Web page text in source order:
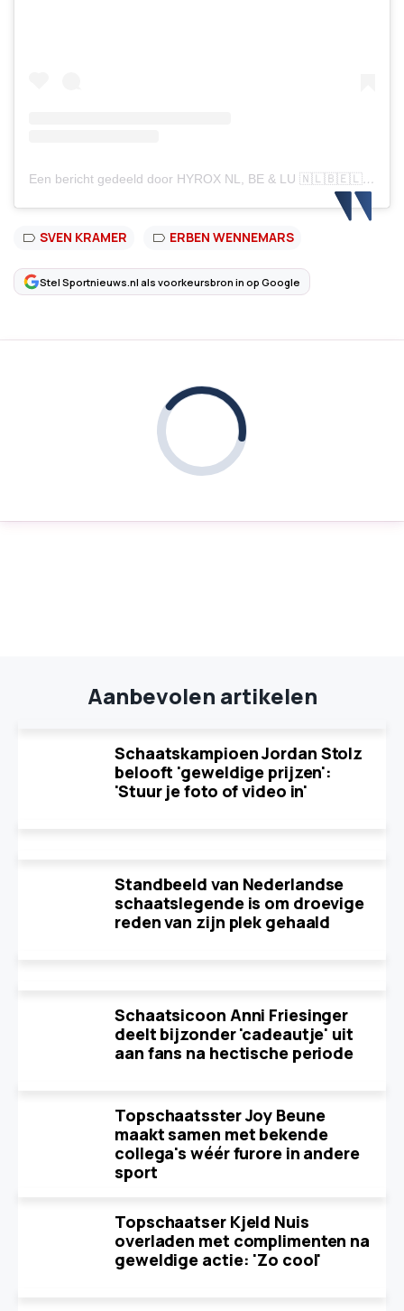
Een bericht gedeeld door HYROX NL, BE & LU 🇳🇱🇧🇪🇱🇺 (@hyroxbenelux)
SVEN KRAMER ERBEN WENNEMARS
Stel Sportnieuws.nl als voorkeursbron in op Google
Aanbevolen artikelen
Schaatskampioen Jordan Stolz
belooft 'geweldige prijzen':
'Stuur je foto of video in'
Standbeeld van Nederlandse
schaatslegende is om droevige
reden van zijn plek gehaald
Schaatsicoon Anni Friesinger
deelt bijzonder 'cadeautje' uit
aan fans na hectische periode
Topschaatsster Joy Beune
maakt samen met bekende
collega's wéér furore in andere
sport
Topschaatser Kjeld Nuis
overladen met complimenten na
geweldige actie: 'Zo cool'